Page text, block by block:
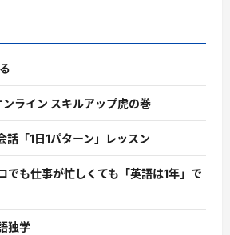
ンライン スキルアップ虎の巻
話「1日1パターン」レッスン
でも仕事が忙しくても「英語は1年」で
独学